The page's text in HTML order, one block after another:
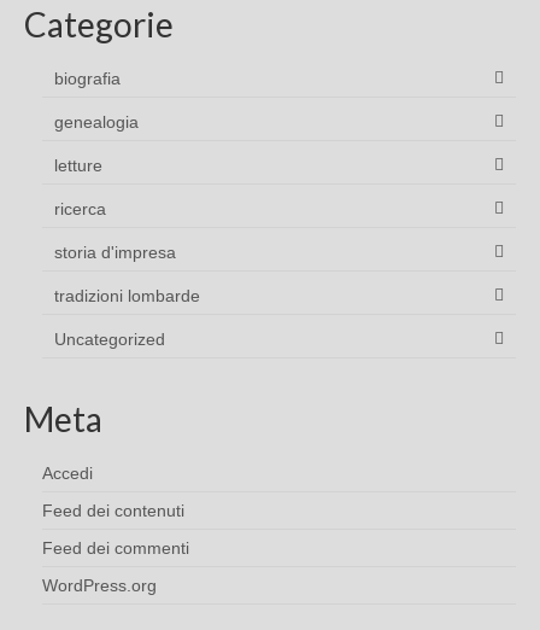
Categorie
biografia
genealogia
letture
ricerca
storia d'impresa
tradizioni lombarde
Uncategorized
Meta
Accedi
Feed dei contenuti
Feed dei commenti
WordPress.org